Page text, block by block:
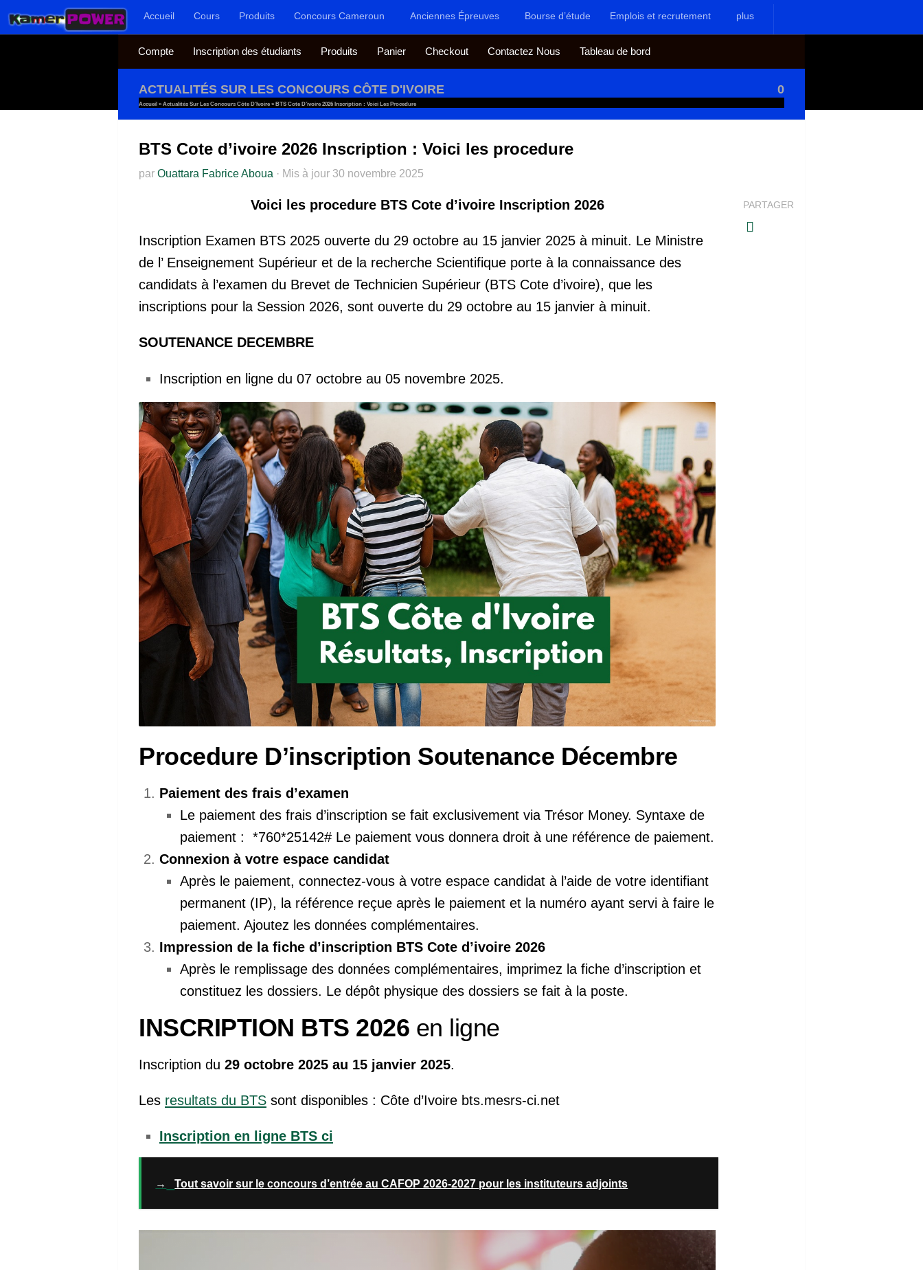
Au dessous du contenuAccueil Cours Produits Concours Cameroun Anciennes Épreuves Bourse d’étude Emplois et recrutement plus
Compte Inscription des étudiants Produits Panier Checkout Contactez Nous Tableau de bord
ACTUALITÉS SUR LES CONCOURS CÔTE D'IVOIRE 0
Accueil » Actualités Sur Les Concours Côte D'Ivoire » BTS Cote D’ivoire 2026 Inscription : Voici Les Procedure
BTS Cote d’ivoire 2026 Inscription : Voici les procedure
par Ouattara Fabrice Aboua · Mis à jour 30 novembre 2025
Voici les procedure BTS Cote d’ivoire Inscription 2026
Inscription Examen BTS 2025 ouverte du 29 octobre au 15 janvier 2025 à minuit. Le Ministre
de l’ Enseignement Supérieur et de la recherche Scientifique porte à la connaissance des
candidats à l’examen du Brevet de Technicien Supérieur (BTS Cote d’ivoire), que les
inscriptions pour la Session 2026, sont ouverte du 29 octobre au 15 janvier à minuit.
SOUTENANCE DECEMBRE
Inscription en ligne du 07 octobre au 05 novembre 2025.
Procedure D’inscription Soutenance Décembre
Paiement des frais d’examen
Le paiement des frais d’inscription se fait exclusivement via Trésor Money. Syntaxe de
paiement : *760*25142# Le paiement vous donnera droit à une référence de paiement.
Connexion à votre espace candidat
Après le paiement, connectez-vous à votre espace candidat à l’aide de votre identifiant
permanent (IP), la référence reçue après le paiement et la numéro ayant servi à faire le
paiement. Ajoutez les données complémentaires.
Impression de la fiche d’inscription BTS Cote d’ivoire 2026
Après le remplissage des données complémentaires, imprimez la fiche d’inscription et
constituez les dossiers. Le dépôt physique des dossiers se fait à la poste.
INSCRIPTION BTS 2026 en ligne
Inscription du 29 octobre 2025 au 15 janvier 2025.
Les resultats du BTS sont disponibles : Côte d’Ivoire bts.mesrs-ci.net
Inscription en ligne BTS ci
→ Tout savoir sur le concours d’entrée au CAFOP 2026-2027 pour les instituteurs adjoints
PARTAGER